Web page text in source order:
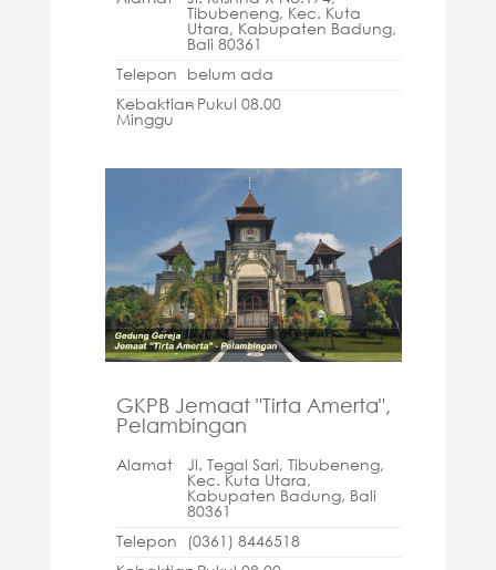
Tibubeneng, Kec. Kuta
Utara, Kabupaten Badung,
Bali 80361
Telepon
belum ada
Kebaktian
Minggu
- Pukul 08.00
GKPB Jemaat "Tirta Amerta",
Pelambingan
Alamat
Jl. Tegal Sari, Tibubeneng,
Kec. Kuta Utara,
Kabupaten Badung, Bali
80361
Telepon
(0361) 8446518